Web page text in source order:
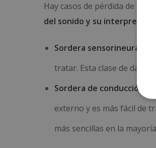
Hay casos de pérdida de
del sonido y su interpretación
Sordera sensorineural:
tratar. Esta clase de daño
Sordera de conducción:
externo y es más fácil de
más sencillas en la